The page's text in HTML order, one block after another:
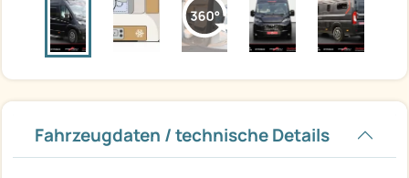
Fahrzeugdaten / technische Details